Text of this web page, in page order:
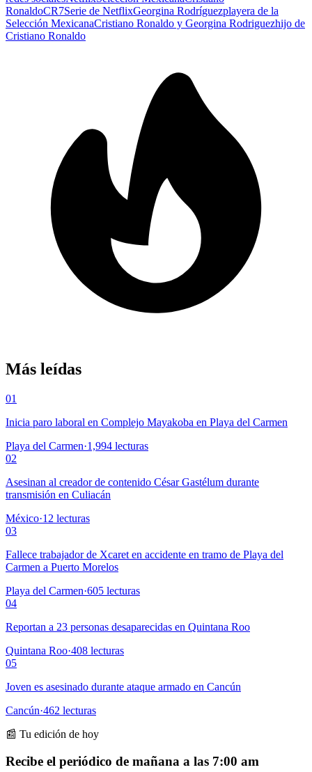
RonaldoCR7Serie de NetflixGeorgina Rodríguezplayera de la
Selección MexicanaCristiano Ronaldo y Georgina Rodriguezhijo de
Cristiano Ronaldo
Más leídas
01
Inicia paro laboral en Complejo Mayakoba en Playa del Carmen
Playa del Carmen·1,994 lecturas
02
Asesinan al creador de contenido César Gastélum durante
transmisión en Culiacán
México·12 lecturas
03
Fallece trabajador de Xcaret en accidente en tramo de Playa del
Carmen a Puerto Morelos
Playa del Carmen·605 lecturas
04
Reportan a 23 personas desaparecidas en Quintana Roo
Quintana Roo·408 lecturas
05
Joven es asesinado durante ataque armado en Cancún
Cancún·462 lecturas
📰 Tu edición de hoy
Recibe el periódico de mañana a las 7:00 am